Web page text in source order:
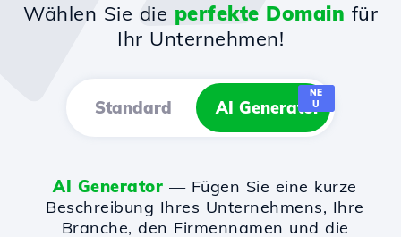
Wählen Sie die perfekte Domain für
Ihr Unternehmen!
Standard AI Generator
NE
U
AI Generator — Fügen Sie eine kurze
Beschreibung Ihres Unternehmens, Ihre
Branche, den Firmennamen und die